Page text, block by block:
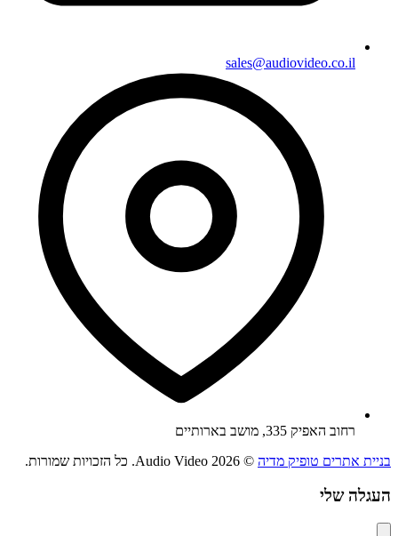
sales@audiovideo.co.il
רחוב האפיק 335, מושב בארותיים
בניית אתרים טופיק מדיה © 2026 Audio Video. כל הזכויות שמורות.
העגלה שלי